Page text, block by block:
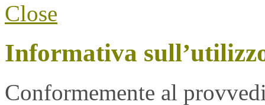
Close
Informativa
Conformemente al